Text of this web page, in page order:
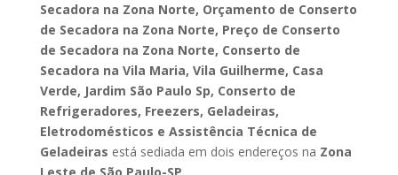
Secadora na Zona Norte, Orçamento de Conserto
de Secadora na Zona Norte, Preço de Conserto
de Secadora na Zona Norte, Conserto de
Secadora na Vila Maria, Vila Guilherme, Casa
Verde, Jardim São Paulo Sp, Conserto de
Refrigeradores, Freezers, Geladeiras,
Eletrodomésticos e Assistência Técnica de
Geladeiras está sediada em dois endereços na Zona